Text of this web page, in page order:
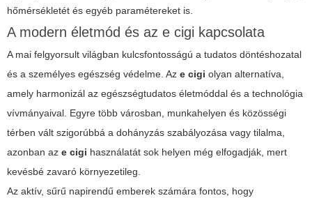
hőmérsékletét és egyéb paramétereket is.
A modern életmód és az e cigi kapcsolata
A mai felgyorsult világban kulcsfontosságú a tudatos döntéshozatal
és a személyes egészség védelme. Az e cigi olyan alternatíva,
amely harmonizál az egészségtudatos életmóddal és a technológia
vívmányaival. Egyre több városban, munkahelyen és közösségi
térben vált szigorúbbá a dohányzás szabályozása vagy tilalma,
azonban az e cigi használatát sok helyen még elfogadják, mert
kevésbé zavaró környezetileg.
Az aktív, sűrű napirendű emberek számára fontos, hogy